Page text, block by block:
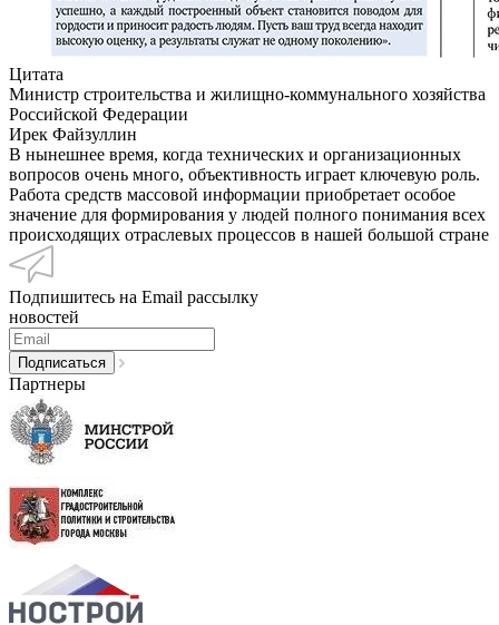
Цитата
Министр строительства и жилищно-коммунального хозяйства
Российской Федерации
Ирек Файзуллин
В нынешнее время, когда технических и организационных
вопросов очень много, объективность играет ключевую роль.
Работа средств массовой информации приобретает особое
значение для формирования у людей полного понимания всех
происходящих отраслевых процессов в нашей большой стране
Подпишитесь на Email рассылку
новостей
Партнеры